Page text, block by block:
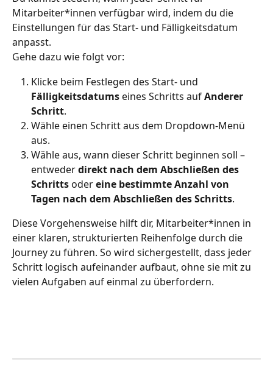
Mitarbeiter*innen verfügbar wird, indem du die
Einstellungen für das Start- und Fälligkeitsdatum
anpasst.
Gehe dazu wie folgt vor:
Klicke beim Festlegen des Start- und
Fälligkeitsdatums eines Schritts auf Anderer
Schritt.
Wähle einen Schritt aus dem Dropdown-Menü
aus.
Wähle aus, wann dieser Schritt beginnen soll –
entweder direkt nach dem Abschließen des
Schritts oder eine bestimmte Anzahl von
Tagen nach dem Abschließen des Schritts.
Diese Vorgehensweise hilft dir, Mitarbeiter*innen in
einer klaren, strukturierten Reihenfolge durch die
Journey zu führen. So wird sichergestellt, dass jeder
Schritt logisch aufeinander aufbaut, ohne sie mit zu
vielen Aufgaben auf einmal zu überfordern.